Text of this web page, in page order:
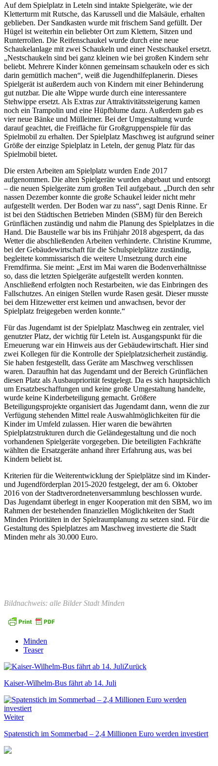
Auf dem Spielplatz in Leteln sind intakte Spielgeräte, wie der
Kletterturm mit Rutsche, das Karussell und die Malsäule, erhalten
geblieben. Der Sandkasten wurde mit frischem Sand gefüllt. Der
Hügel ist weiterhin ein beliebter Ort zum Klettern, Sitzen und
Runterrollen. Die Reifenschaukel wurde durch eine neue
Schaukelanlage mit zwei Schaukeln und einer Nestschaukel ersetzt.
„Nestschaukeln sind bei ganz kleinen wie bei großen Kindern sehr
beliebt. Mehrere Kinder können gemeinsam schaukeln oder es sich
darin gemütlich machen“, weiß die Jugendhilfeplanerin. Dieses
Spielgerät ist außerdem auch von Kindern mit einer Behinderung
gut nutzbar. Die alte Wippe wurde durch eine interessantere
Stehwippe ersetzt. Als Extras zur Attraktivitätssteigerung kamen
noch ein Trampolin und eine Hüpfblume dazu. Außerdem gab es
vier neue Bänke und Mülleimer. Bei der Umgestaltung wurde
darauf geachtet, die Freifläche für Großgruppenspiele für das
Spielmobil zu erhalten. Der Spielplatz Maschweg ist aufgrund seiner
Größe der einzige Spielplatz in Leteln, der genug Platz für das
Spielmobil bietet.
Die ersten Arbeiten am Spielplatz wurden Ende 2017
aufgenommen. Die alten Spielgeräte wurden abgebaut und entsorgt
– die neuen Spielgeräte zum großen Teil aufgebaut. „Durch den sehr
nassen Dezember konnte die große Schaukel leider nicht mehr
aufgestellt werden. Der Boden war zu nass“, sagt Denis Rinne. Er
ist bei den Städtischen Betrieben Minden (SBM) für den Bereich
Grünflächen zuständig und nahm die Planung des Spielplatzes in die
Hand. Die Baustelle war bis ins Frühjahr 2018 abgesperrt, da das
Wetter die abschließenden Arbeiten verhinderte. Christine Krumme,
bei der Gebäudewirtschaft für die Schulspielplätze zuständig,
begleitete kommissarisch die weitere Umsetzung durch eine
Fremdfirma. Sie meint: „Erst im Mai waren die Bodenverhältnisse
so, dass die letzten Spielgeräte aufgestellt werden konnten.
Anschließend erfolgten noch Restarbeiten, wie das Einbringen des
Fallschutzes. An einigen Stellen wurde Rasen gesät. Dieser musste
bei dem Hitzewetter erst keimen und anwachsen, bevor der
Spielplatz freigegeben werden konnte.“
Für das Jugendamt ist der Spielplatz Maschweg ein zentraler, viel
genutzter Platz, der wichtig für Leteln ist. Ausgangspunkt für die
Erneuerung war ein Hinweis aus der Gebäudewirtschaft. Hier sind
zwei Kollegen für die Kontrolle der Spielplatzsicherheit zuständig.
Sie haben festgestellt, dass Geräte am Maschweg verschlissen
waren. Daraufhin hat das Jugendamt und der Bereich Grünflächen
diesen Platz als Ausbaupriorität festgelegt. Da es sich hauptsächlich
um Ersatzbeschaffungen und keine große Umgestaltung handelte,
wurde keine Kinderbeteiligung gemacht. Größere
Beteiligungsprojekte organisiert das Jugendamt dann, wenn die zur
Verfügung stehenden Mittel reale Auswahlmöglichkeiten für die
Kinder im Umfeld zulassen. Hier waren die bewährten
Spielplatzstrukturen durch die Geländegestaltung und die noch
vorhandenen Spielgeräte vorgegeben. Die beteiligten Fachkräfte
wählten die Ersatzgeräte anhand ihrer Erfahrung aus, was bei
Kindern beliebt ist.
Kriterien für die Weiterentwicklung der Spielplätze sind im Kinder-
und Jugendförderplan 2015-2020 festgelegt, der am 6. Oktober
2016 von der Stadtverordnetenversammlung beschlossen wurde.
Das Jugendamt überlegt in enger Kooperation mit den SBM, wo im
Rahmen der bestehenden finanziellen Möglichkeiten der Stadt
Minden Prioritäten in der Spielraumplanung zu setzen sind. Für die
Gestaltung des Spielplatzes am Maschweg investierte die Stadt
Minden mehr als 30.000 Euro.
Bildnachweis: alle Bilder Stadt Minden
Minden
Teaser
Zurück
Kaiser-Wilhelm-Bus fährt ab 14. Juli
Weiter
Spatenstich im Sommerbad – 2,4 Millionen Euro werden investiert